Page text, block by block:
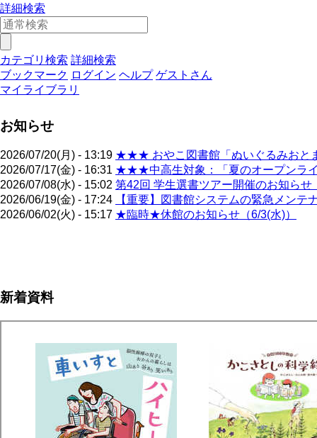
詳細検索
カテゴリ検索 詳細検索
ブックマーク ログイン ヘルプ ゲストさん
マイライブラリ
お知らせ
2026/07/20(月) - 13:19 ★★★ おやこ図書館「ぬいぐるみおと
2026/07/17(金) - 16:31 ★★★中高生対象：「夏のオープンラ
2026/07/08(水) - 15:02 第42回 学生選書ツアー開催のお知らせ
2026/06/19(金) - 17:24
【重要】図書館システムの緊急メンテ
2026/06/02(火) - 15:17 ★臨時★休館のお知らせ（6/3(水)）
送
新着資料